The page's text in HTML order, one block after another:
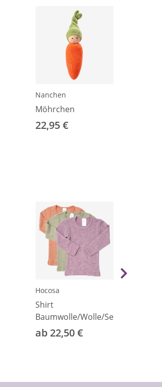
Nanchen
Möhrchen
22,95 €
Hocosa
Shirt
Baumwolle/Wolle/Seide
ab 22,50 €